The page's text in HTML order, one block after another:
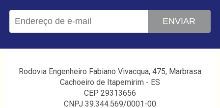
ENVIAR
Rodovia Engenheiro Fabiano Vivacqua, 475, Marbrasa
Cachoeiro de Itapemirim - ES
CEP 29313656
CNPJ 39.344.569/0001-00